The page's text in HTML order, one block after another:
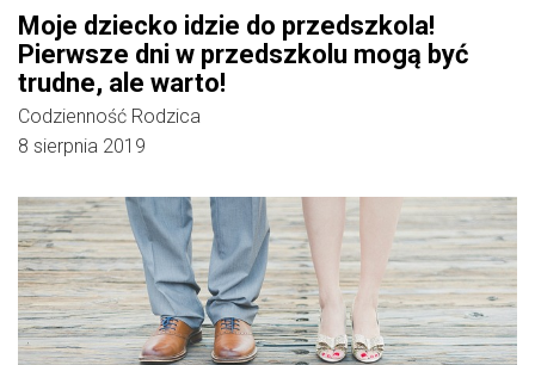
Moje dziecko idzie do przedszkola!
Pierwsze dni w przedszkolu mogą być
trudne, ale warto!
Codzienność Rodzica
8 sierpnia 2019